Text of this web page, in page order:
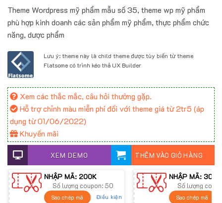
là:
1.400.000 ₫.
tại
là:
Theme Wordpress mỹ phẩm mẫu số 35, theme wp mỹ phẩm
phù hợp kinh doanh các sản phẩm mỹ phẩm, thực phẩm chức
năng, dược phẩm
Lưu ý: theme này là child theme được tùy biến từ theme
Flatsome có trình kéo thả UX Builder
Xem các thắc mắc, câu hỏi thường gặp.
Hỗ trợ chỉnh màu miễn phí đối với theme giá từ 2tr5 (áp
dụng từ 01/06/2022)
Khuyến mãi
XEM DEMO THÊM VÀO GIỎ HÀNG
NHẬP MÃ: 200K
Số lượng coupon: 50
Sao chép mã Điều kiện
NHẬP MÃ: 300K
Số lượng
Sao chép mã